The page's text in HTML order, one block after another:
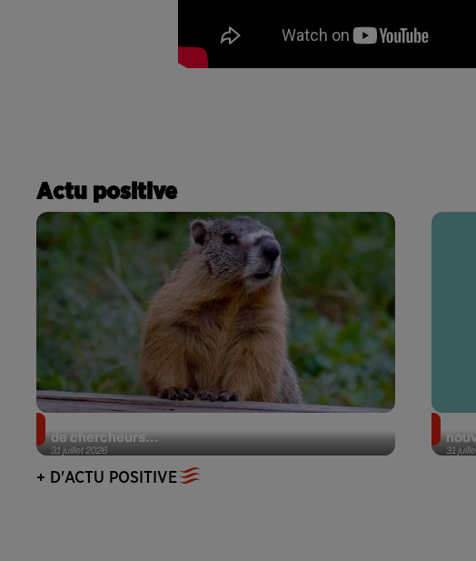
Actu positive
31 juillet 2026
de chercheurs...
31
+ D'ACTU POSITIVE